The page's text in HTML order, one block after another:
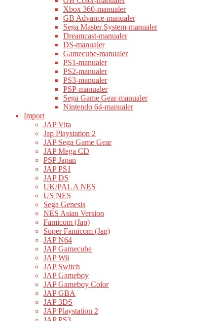
Xbox 360-manualer
GB Advance-manualer
Sega Master System-manualer
Dreamcast-manualer
DS-manualer
Gamecube-manualer
PS1-manualer
PS2-manualer
PS3-manualer
PSP-manualer
Sega Game Gear-manualer
Nintendo 64-manualer
Import
JAP Vita
Jap Playstation 2
JAP Sega Game Gear
JAP Mega CD
PSP Japan
JAP PS1
JAP DS
UK/PAL A NES
US NES
Sega Genesis
NES Asian Version
Famicom (Jap)
Super Famicom (Jap)
JAP N64
JAP Gamecube
JAP Wii
JAP Switch
JAP Gameboy
JAP Gameboy Color
JAP GBA
JAP 3DS
JAP Playstation 2